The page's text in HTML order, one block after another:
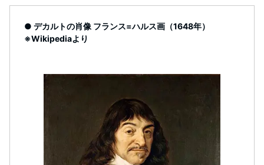
● デカルトの肖像 フランス=ハルス画（1648年）
※Wikipediaより